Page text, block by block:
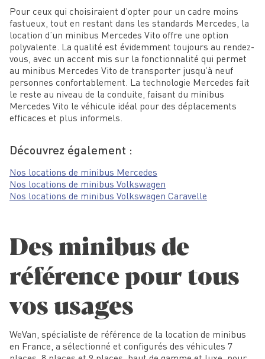
Pour ceux qui choisiraient d’opter pour un cadre moins
fastueux, tout en restant dans les standards Mercedes, la
location d’un minibus Mercedes Vito offre une option
polyvalente. La qualité est évidemment toujours au rendez-
vous, avec un accent mis sur la fonctionnalité qui permet
au minibus Mercedes Vito de transporter jusqu’à neuf
personnes confortablement. La technologie Mercedes fait
le reste au niveau de la conduite, faisant du minibus
Mercedes Vito le véhicule idéal pour des déplacements
efficaces et plus informels.
Découvrez également :
Nos locations de minibus Mercedes
Nos locations de minibus Volkswagen
Nos locations de minibus Volkswagen Caravelle
Des minibus de
référence pour tous
vos usages
WeVan, spécialiste de référence de la location de minibus
en France, a sélectionné et configurés des véhicules 7